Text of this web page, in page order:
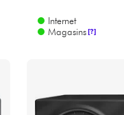
Internet
Magasins [?]